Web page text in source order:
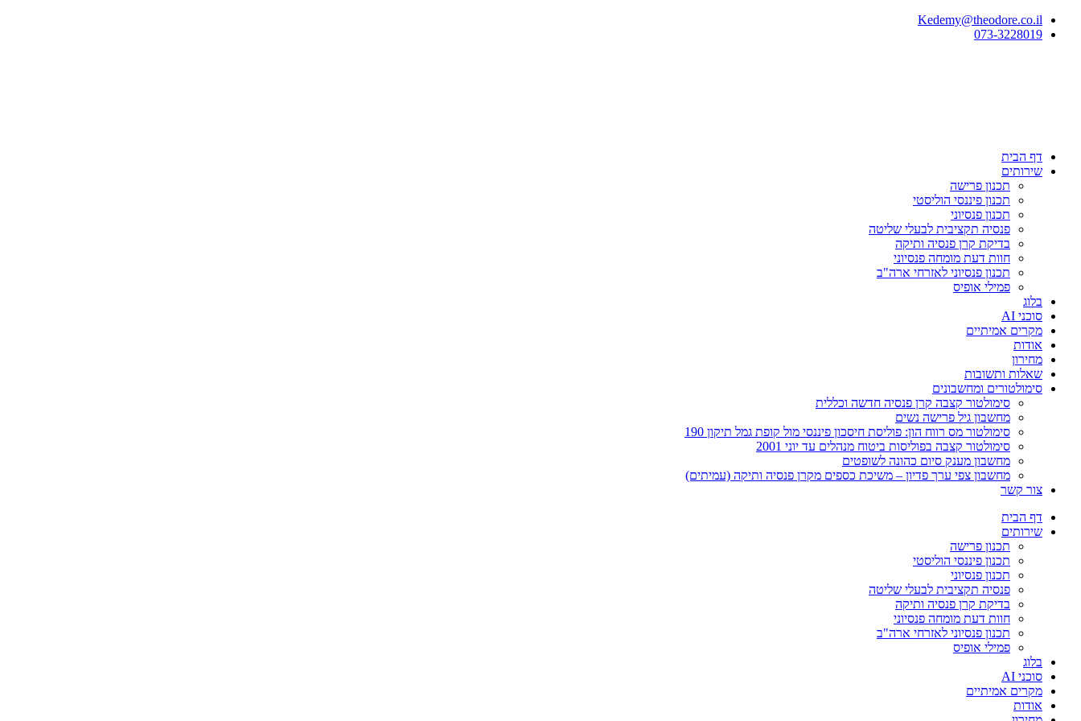
Kedemy@theodore.co.il
073-3228019
דף הבית
שירותים
תכנון פרישה
תכנון פיננסי הוליסטי
תכנון פנסיוני
פנסיה תקציבית לבעלי שליטה
בדיקת קרן פנסיה ותיקה
חוות דעת מומחה פנסיוני
תכנון פנסיוני לאזרחי ארה"ב
פמילי אופיס
בלוג
סוכני AI
מקרים אמיתיים
אודות
מחירון
שאלות ותשובות
סימולטורים ומחשבונים
סימולטור קצבה קרן פנסיה חדשה וכללית
מחשבון גיל פרישה נשים
סימולטור מס רווח הון: פוליסת חיסכון פיננסי מול קופת גמל תיקון 190
סימולטור קצבה בפוליסות ביטוח מנהלים עד יוני 2001
מחשבון מענק סיום כהונה לשופטים
מחשבון צפי ערך פדיון – משיכת כספים מקרן פנסיה ותיקה (עמיתים)
צור קשר
דף הבית
שירותים
תכנון פרישה
תכנון פיננסי הוליסטי
תכנון פנסיוני
פנסיה תקציבית לבעלי שליטה
בדיקת קרן פנסיה ותיקה
חוות דעת מומחה פנסיוני
תכנון פנסיוני לאזרחי ארה"ב
פמילי אופיס
בלוג
סוכני AI
מקרים אמיתיים
אודות